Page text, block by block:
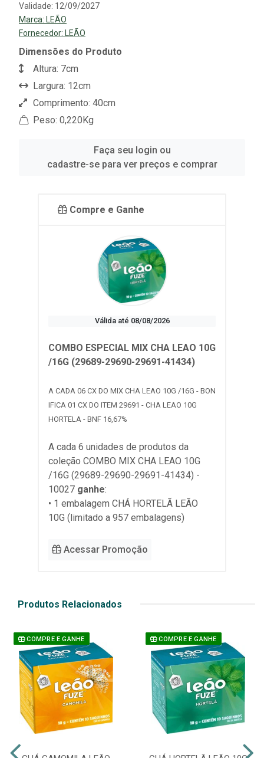
Validade: 12/09/2027
Marca: LEÃO
Fornecedor: LEÃO
Dimensões do Produto
Altura: 7cm
Largura: 12cm
Comprimento: 40cm
Peso: 0,220Kg
Faça seu login ou
cadastre-se para ver preços e comprar
Compre e Ganhe
Válida até 08/08/2026
COMBO ESPECIAL MIX CHA LEAO 10G
/16G (29689-29690-29691-41434)
A CADA 06 CX DO MIX CHA LEAO 10G /16G - BON
IFICA 01 CX DO ITEM 29691 - CHA LEAO 10G
HORTELA - BNF 16,67%
A cada 6 unidades de produtos da
coleção COMBO MIX CHA LEAO 10G
/16G (29689-29690-29691-41434) -
10027 ganhe:
• 1 embalagem CHÁ HORTELÃ LEÃO
10G (limitado a 957 embalagens)
Acessar Promoção
Produtos Relacionados
COMPRE E GANHE COMPRE E GANHE